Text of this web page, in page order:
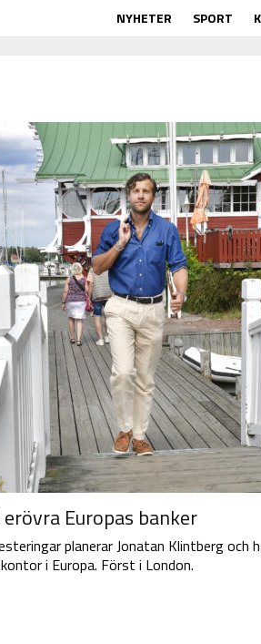
NYHETER SPORT
Europas banker
planerar Jonatan Klintberg och
i Europa. Först i London.